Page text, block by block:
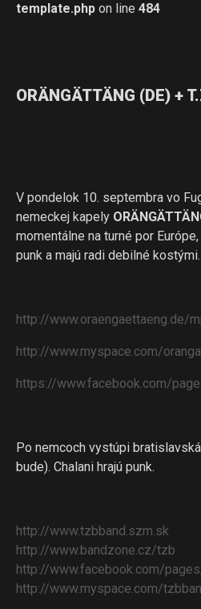
template.php on line 484
ORÄNGÄTTÄNG (DE) +
V pondelok 10. septembra vo
nemeckej kapely
momentálne na turné por
punk a majú radi debilné kostými.
http://www.oraengaettaeng.de/
http://www.myspace.com/
https://www.facebook.com/
Po nemcoch vystúpi
bude). Chalani hrajú punk.
http://www.tzbband.szm.sk
http://www.bandzone.cz/tzb
http://www.facebook.com/
http://www.myspace.com/